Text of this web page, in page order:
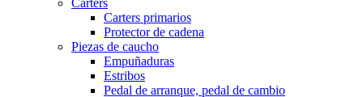
Carters primarios
Protector de cadena
Piezas de caucho
Empuñaduras
Estribos
Pedal de arranque, pedal de cambio